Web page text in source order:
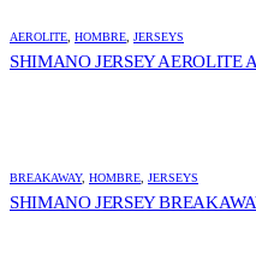
AEROLITE HOMBRE JERSEYS
SHIMANO JERSEY AEROLITE
BREAKAWAY, HOMBRE JERSEYS
SHIMANO JERSEY